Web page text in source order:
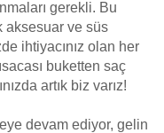
gerekli. Bu
aksesuar ve süs
ihtiyacınız olan her
buketten saç
artık biz varız!
devam ediyor, gelin